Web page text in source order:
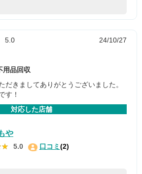
5.0
24/10/27
用品回収
だきましてありがとうございました。
す！
対応した店舗
や
5.0 口コミ(2)